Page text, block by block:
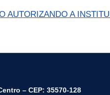
AUTORIZANDO A
– CEP: 35570-128